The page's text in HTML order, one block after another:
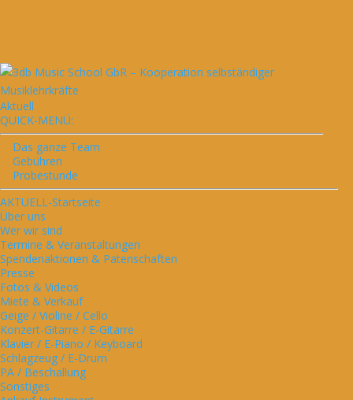
Aktuell
QUICK-MENÜ:
Das ganze Team
Gebühren
Probestunde
AKTUELL-Startseite
Über uns
Wer wir sind
Termine & Veranstaltungen
Spendenaktionen & Patenschaften
Presse
Fotos & Videos
Miete & Verkauf
Geige / Violine / Cello
Konzert-Gitarre / E-Gitarre
Klavier / E-Piano / Keyboard
Schlagzeug / E-Drum
PA / Beschallung
Sonstiges